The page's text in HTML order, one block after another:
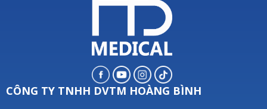
CÔNG TY TNHH DVTM HOÀNG BÌNH